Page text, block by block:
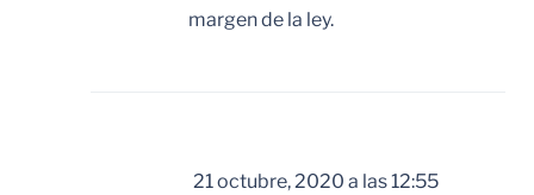
margen de la ley.
21 octubre, 2020 a las 12:55